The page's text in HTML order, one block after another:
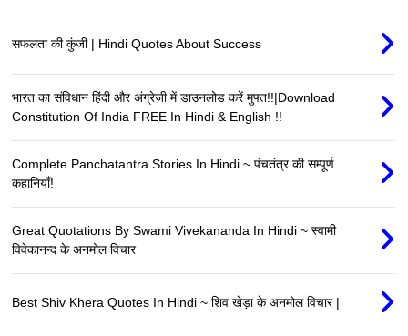
सफलता की कुंजी | Hindi Quotes About Success
भारत का संविधान हिंदी और अंग्रेजी में डाउनलोड करें मुफ्त!!|Download
Constitution Of India FREE In Hindi & English !!
Complete Panchatantra Stories In Hindi ~ पंचतंत्र की सम्पूर्ण
कहानियाँ!
Great Quotations By Swami Vivekananda In Hindi ~ स्वामी
विवेकानन्द के अनमोल विचार
Best Shiv Khera Quotes In Hindi ~ शिव खेड़ा के अनमोल विचार |